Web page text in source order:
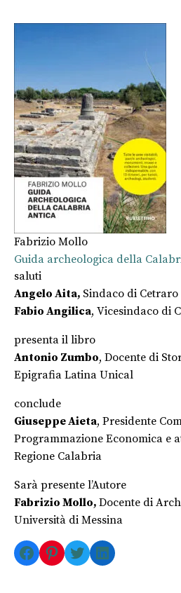
Fabrizio Mollo
Guida archeologica della
saluti
Angelo Aita, Sindaco di Cetraro
Fabio Angilica, Vicesindaco di
presenta il libro
Antonio Zumbo, Docente di
Epigrafia Latina Unical
conclude
Giuseppe Aieta, Presidente
Programmazione Economica e
Regione Calabria
Sarà presente l’Autore
Fabrizio Mollo, Docente di
Università di Messina
Facebook
Pinterest
TwitterLinkedIn